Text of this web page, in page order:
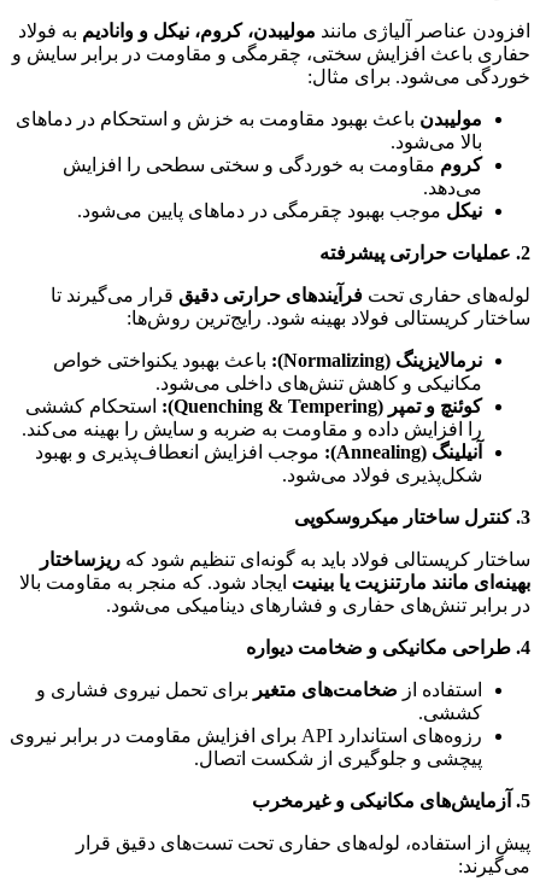
افزودن عناصر آلیاژی مانند مولیبدن، کروم، نیکل و وانادیم به فولاد
حفاری باعث افزایش سختی، چقرمگی و مقاومت در برابر سایش و
خوردگی می‌شود. برای مثال:
مولیبدن باعث بهبود مقاومت به خزش و استحکام در دماهای
بالا می‌شود.
کروم مقاومت به خوردگی و سختی سطحی را افزایش
می‌دهد.
نیکل موجب بهبود چقرمگی در دماهای پایین می‌شود.
2. عملیات حرارتی پیشرفته
لوله‌های حفاری تحت فرآیندهای حرارتی دقیق قرار می‌گیرند تا
ساختار کریستالی فولاد بهینه شود. رایج‌ترین روش‌ها:
نرمالایزینگ (Normalizing):
باعث بهبود یکنواختی خواص
مکانیکی و کاهش تنش‌های داخلی می‌شود.
کوئنچ و تمپر (Quenching & Tempering):
استحکام کششی
را افزایش داده و مقاومت به ضربه و سایش را بهینه می‌کند.
آنیلینگ (Annealing):
موجب افزایش انعطاف‌پذیری و بهبود
شکل‌پذیری فولاد می‌شود.
3. کنترل ساختار میکروسکوپی
ساختار کریستالی فولاد باید به گونه‌ای تنظیم شود که ریزساختار
بهینه‌ای مانند مارتنزیت یا بینیت ایجاد شود. که منجر به مقاومت بالا
در برابر تنش‌های حفاری و فشارهای دینامیکی می‌شود.
4. طراحی مکانیکی و ضخامت دیواره
استفاده از ضخامت‌های متغیر برای تحمل نیروی فشاری و
کششی.
رزوه‌های استاندارد API برای افزایش مقاومت در برابر نیروی
پیچشی و جلوگیری از شکست اتصال.
5. آزمایش‌های مکانیکی و غیرمخرب
پیش از استفاده، لوله‌های حفاری تحت تست‌های دقیق قرار
می‌گیرند: